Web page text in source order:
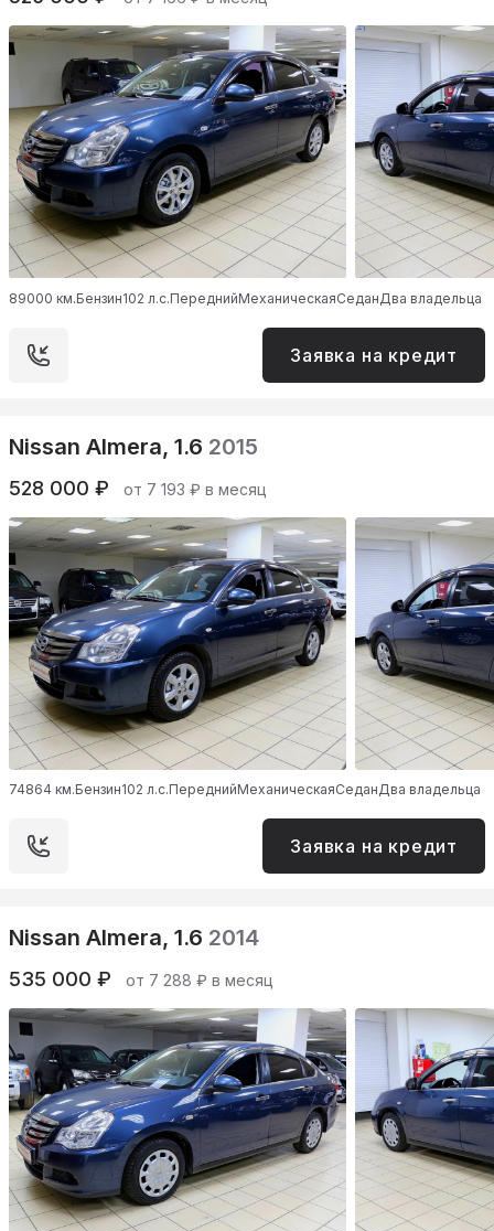
89000 км.Бензин102 л.с.ПереднийМеханическаяСедан Два владельца
Заявка на кредит
Nissan Almera, 1.6 2015
528 000 ₽ от 7 193 ₽ в месяц
74864 км.Бензин102 л.с.ПереднийМеханическаяСедан Два владельца
Заявка на кредит
Nissan Almera, 1.6 2014
535 000 ₽ от 7 288 ₽ в месяц